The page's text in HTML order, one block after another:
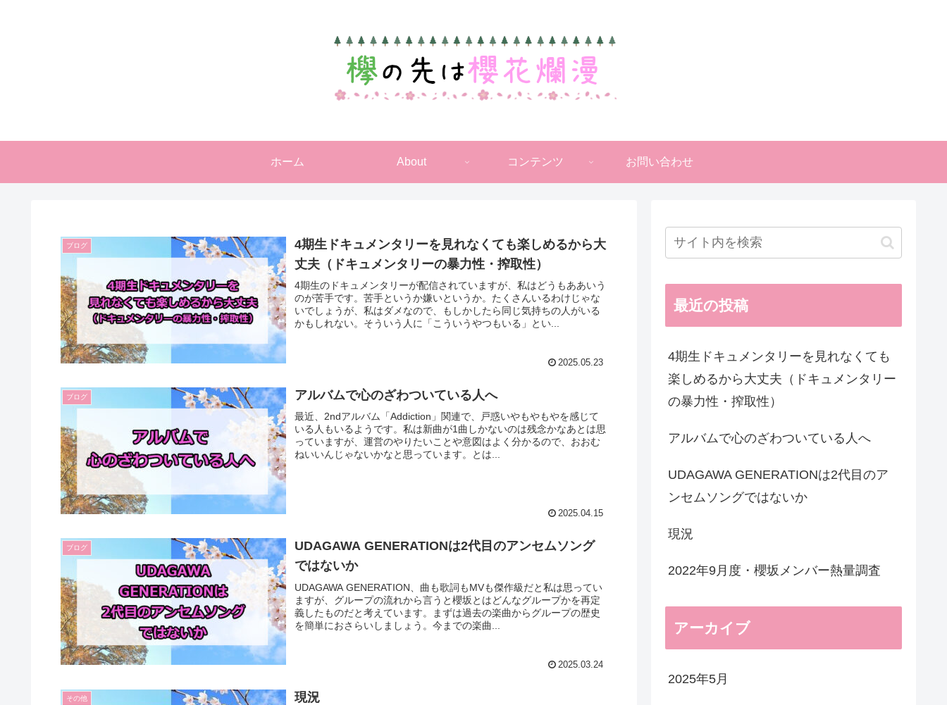
ホーム About コンテンツ お問い合わせ
ブログ
4期生ドキュメンタリーを見れなくても楽しめるから大
丈夫（ドキュメンタリーの暴力性・搾取性）
4期生のドキュメンタリーが配信されていますが、私はどうもああいう
のが苦手です。苦手というか嫌いというか。たくさんいるわけじゃな
いでしょうが、私はダメなので、もしかしたら同じ気持ちの人がいる
かもしれない。そういう人に「こういうやつもいる」とい...
2025.05.23
ブログ アルバムで心のざわついている人へ
最近、2ndアルバム「Addiction」関連で、戸惑いやもやもやを感じて
いる人もいるようです。私は新曲が1曲しかないのは残念かなあとは思
っていますが、運営のやりたいことや意図はよく分かるので、おおむ
ねいいんじゃないかなと思っています。とは...
2025.04.15
ブログ
UDAGAWA GENERATIONは2代目のアンセムソング
ではないか
UDAGAWA GENERATION、曲も歌詞もMVも傑作級だと私は思ってい
ますが、グループの流れから言うと櫻坂とはどんなグループかを再定
義したものだと考えています。まずは過去の楽曲からグループの歴史
を簡単におさらいしましょう。今までの楽曲...
2025.03.24
その他 現況
最近の投稿
4期生ドキュメンタリーを見れなくても
楽しめるから大丈夫（ドキュメンタリー
の暴力性・搾取性）
アルバムで心のざわついている人へ
UDAGAWA GENERATIONは2代目のア
ンセムソングではないか
現況
2022年9月度・櫻坂メンバー熱量調査
アーカイブ
2025年5月